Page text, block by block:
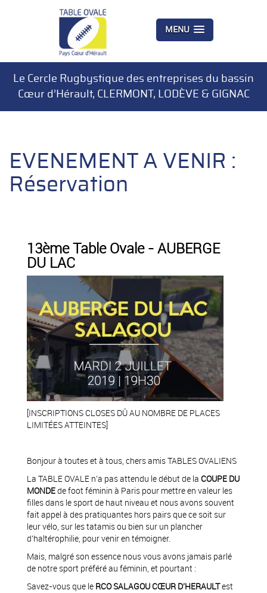
MENU
Le Cercle Rugbystique des entreprises du bassin
Cœur d’Hérault, CLERMONT, LODÈVE & GIGNAC
EVENEMENT A VENIR :
Réservation
13ème Table Ovale - AUBERGE
DU LAC
[INSCRIPTIONS CLOSES DÛ AU NOMBRE DE PLACES
LIMITÉES ATTEINTES]
Bonjour à toutes et à tous, chers amis TABLES OVALIENS
La TABLE OVALE n’a pas attendu le début de la COUPE DU
MONDEde foot féminin à Paris pour mettre en valeur les
filles dans le sport de haut niveau et nous avons souvent
fait appel à des pratiquantes hors pairs que ce soit sur
leur vélo, sur les tatamis ou bien sur un plancher
d’haltérophilie, pour venir en témoigner.
Mais, malgré son essence nous vous avons jamais parlé
de notre sport préféré au féminin, et pourtant :
Savez-vous que le RCO SALAGOU CŒUR D’HERAULTest